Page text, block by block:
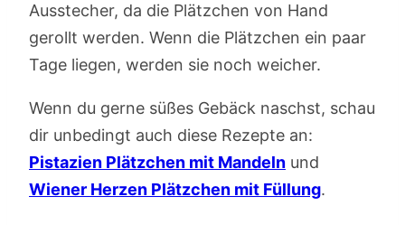
Ausstecher, da die Plätzchen von Hand
gerollt werden. Wenn die Plätzchen ein paar
Tage liegen, werden sie noch weicher.
Wenn du gerne süßes Gebäck naschst, schau
dir unbedingt auch diese Rezepte an:
Pistazien Plätzchen mit Mandeln und
Wiener Herzen Plätzchen mit Füllung.